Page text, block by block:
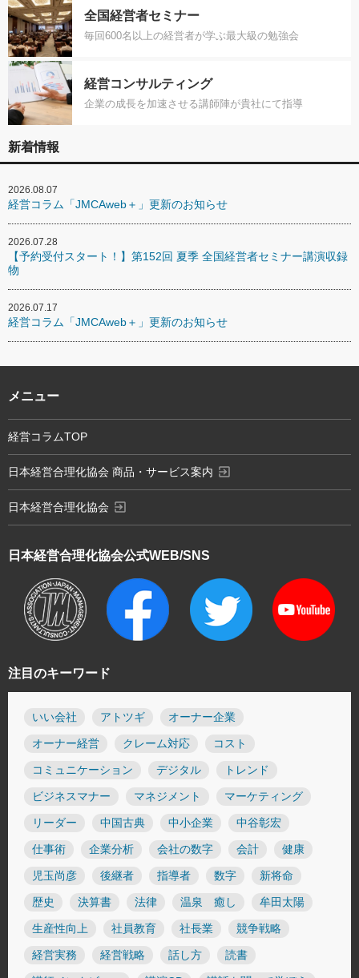
全国経営者セミナー
毎回600名以上の経営者が学ぶ最大級の勉強会
経営コンサルティング
企業の成長を加速させる講師陣が貴社にて指導
新着情報
2026.08.07
経営コラム「JMCAweb＋」更新のお知らせ
2026.07.28
【予約受付スタート！】第152回 夏季 全国経営者セミナー講演収録
物
2026.07.17
経営コラム「JMCAweb＋」更新のお知らせ
注目のキーワード
いい会社 アトツギ オーナー企業
オーナー経営 クレーム対応 コスト
コミュニケーション デジタル トレンド
ビジネスマナー マネジメント マーケティング
リーダー 中国古典 中小企業 中谷彰宏
仕事術 企業分析 会社の数字 会計 健康
児玉尚彦 後継者 指導者 数字 新将命
歴史 決算書 法律 温泉 癒し 牟田太陽
生産性向上 社員教育 社長業 競争戦略
経営実務 経営戦略 話し方 読書
日本経営合理化協会公式WEB/SNS
メニュー
経営コラムTOP
日本経営合理化協会 商品・サービス案内 exit_to_app
日本経営合理化協会 exit_to_app